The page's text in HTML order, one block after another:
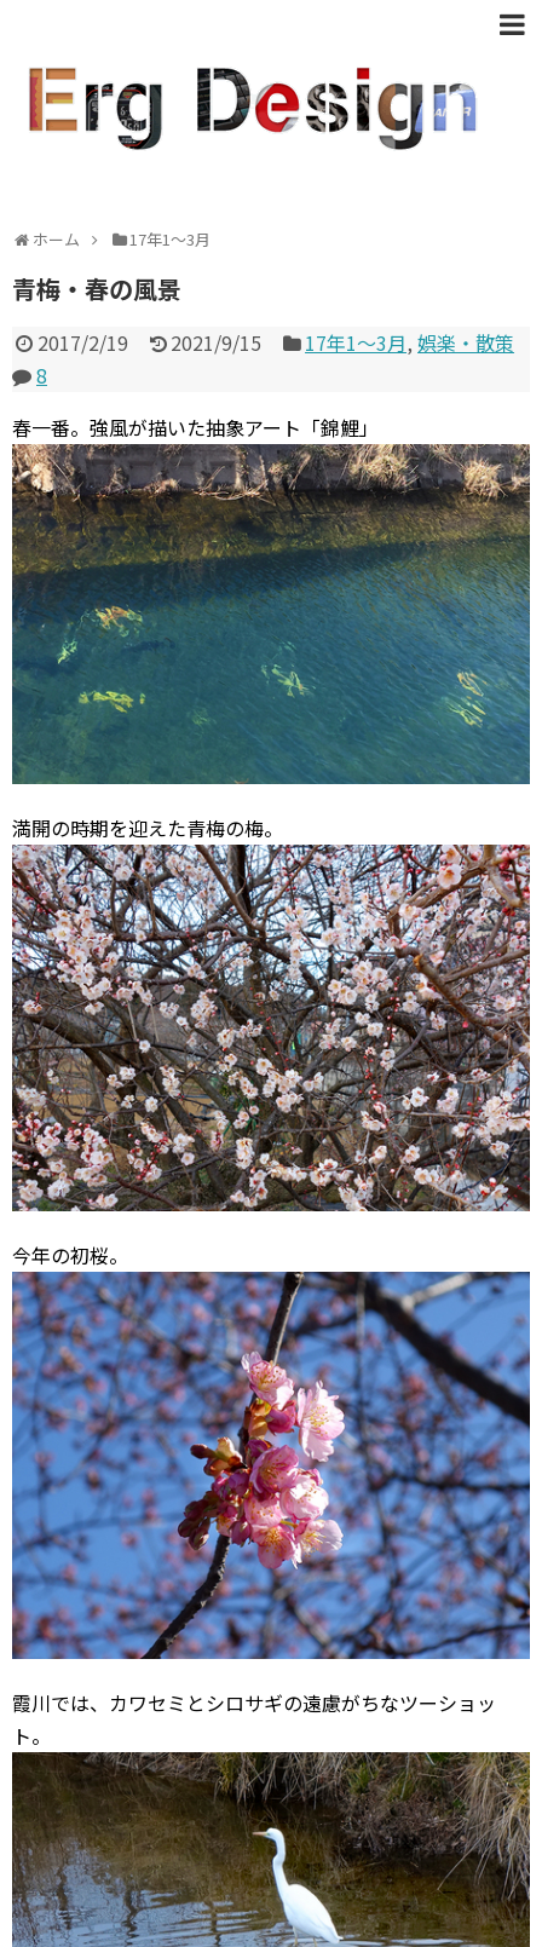
ホーム 17年1〜3月
青梅・春の風景
2017/2/19 2021/9/15 17年1〜3月,娯楽・散策
8
春一番。強風が描いた抽象アート「錦鯉」
満開の時期を迎えた青梅の梅。
今年の初桜。
霞川では、カワセミとシロサギの遠慮がちなツーショッ
ト。